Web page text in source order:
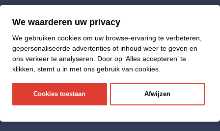
We waarderen uw privacy
We gebruiken cookies om uw browse-ervaring te verbeteren,
gepersonaliseerde advertenties of inhoud weer te geven en
ons verkeer te analyseren. Door op ‘Alles accepteren’ te
klikken, stemt u in met ons gebruik van cookies.
Cookies toestaan Afwijzen
Privacy verklaring
Responsible Disclosure
Algemene Voorwaarden
Sitemap
©2026Connectium. Alle rechten voorbehouden.Website door Gijs